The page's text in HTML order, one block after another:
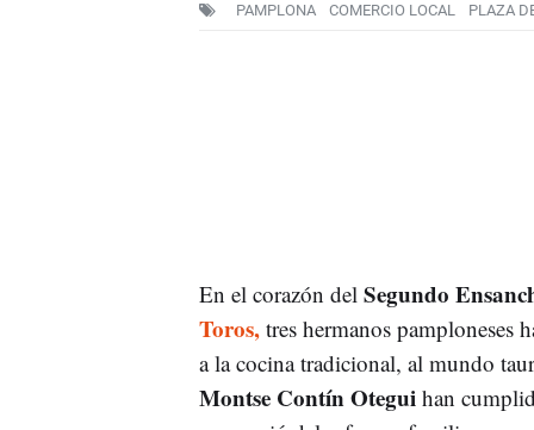
PAMPLONA COMERCIO LOCAL PLAZA
En el corazón del Segundo
Toros,tres hermanos pamploneses
a la cocina tradicional, al mundo
Montse Contín Otegui han